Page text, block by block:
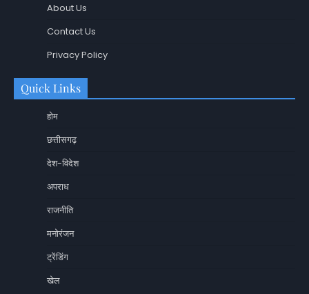
About Us
Contact Us
Privacy Policy
Quick Links
होम
छत्तीसगढ़
देश-विदेश
अपराध
राजनीति
मनोरंजन
ट्रेंडिंग
खेल